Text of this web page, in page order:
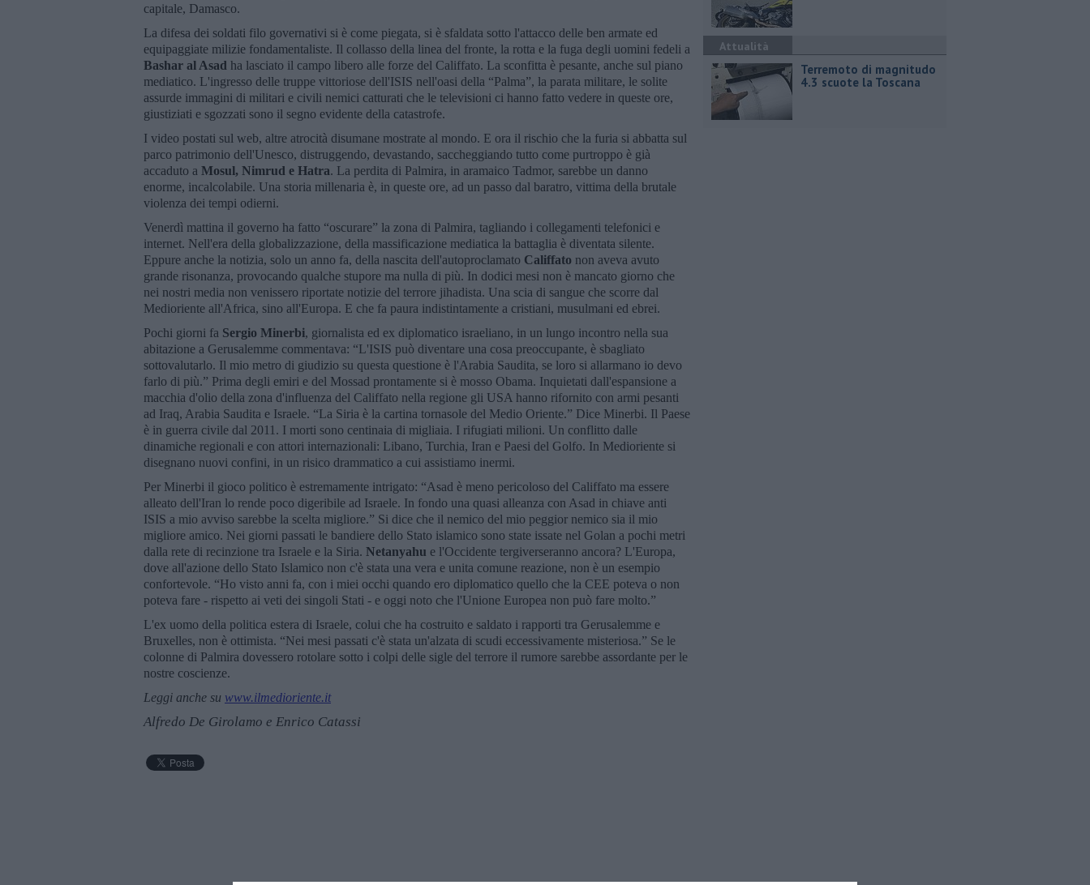
capitale, Damasco.
La difesa dei soldati filo governativi si è come piegata, si è sfaldata sotto l'attacco delle ben armate ed
equipaggiate milizie fondamentaliste. Il collasso della linea del fronte, la rotta e la fuga degli uomini fedeli a
Bashar al Asad ha lasciato il campo libero alle forze del Califfato. La sconfitta è pesante, anche sul piano
mediatico. L'ingresso delle truppe vittoriose dell'ISIS nell'oasi della “Palma”, la parata militare, le solite
assurde immagini di militari e civili nemici catturati che le televisioni ci hanno fatto vedere in queste ore,
giustiziati e sgozzati sono il segno evidente della catastrofe.
I video postati sul web, altre atrocità disumane mostrate al mondo. E ora il rischio che la furia si abbatta sul
parco patrimonio dell'Unesco, distruggendo, devastando, saccheggiando tutto come purtroppo è già
accaduto a Mosul, Nimrud e Hatra. La perdita di Palmira, in aramaico Tadmor, sarebbe un danno
enorme, incalcolabile. Una storia millenaria è, in queste ore, ad un passo dal baratro, vittima della brutale
violenza dei tempi odierni.
Venerdì mattina il governo ha fatto “oscurare” la zona di Palmira, tagliando i collegamenti telefonici e
internet. Nell'era della globalizzazione, della massificazione mediatica la battaglia è diventata silente.
Eppure anche la notizia, solo un anno fa, della nascita dell'autoproclamato Califfato non aveva avuto
grande risonanza, provocando qualche stupore ma nulla di più. In dodici mesi non è mancato giorno che
nei nostri media non venissero riportate notizie del terrore jihadista. Una scia di sangue che scorre dal
Medioriente all'Africa, sino all'Europa. E che fa paura indistintamente a cristiani, musulmani ed ebrei.
Pochi giorni fa Sergio Minerbi, giornalista ed ex diplomatico israeliano, in un lungo incontro nella sua
abitazione a Gerusalemme commentava: “L'ISIS può diventare una cosa preoccupante, è sbagliato
sottovalutarlo. Il mio metro di giudizio su questa questione è l'Arabia Saudita, se loro si allarmano io devo
farlo di più.” Prima degli emiri e del Mossad prontamente si è mosso Obama. Inquietati dall'espansione a
macchia d'olio della zona d'influenza del Califfato nella regione gli USA hanno rifornito con armi pesanti
ad Iraq, Arabia Saudita e Israele. “La Siria è la cartina tornasole del Medio Oriente.” Dice Minerbi. Il Paese
è in guerra civile dal 2011. I morti sono centinaia di migliaia. I rifugiati milioni. Un conflitto dalle
dinamiche regionali e con attori internazionali: Libano, Turchia, Iran e Paesi del Golfo. In Medioriente si
disegnano nuovi confini, in un risico drammatico a cui assistiamo inermi.
Per Minerbi il gioco politico è estremamente intrigato: “Asad è meno pericoloso del Califfato ma essere
alleato dell'Iran lo rende poco digeribile ad Israele. In fondo una quasi alleanza con Asad in chiave anti
ISIS a mio avviso sarebbe la scelta migliore.” Si dice che il nemico del mio peggior nemico sia il mio
migliore amico. Nei giorni passati le bandiere dello Stato islamico sono state issate nel Golan a pochi metri
dalla rete di recinzione tra Israele e la Siria. Netanyahu e l'Occidente tergiverseranno ancora? L'Europa,
dove all'azione dello Stato Islamico non c'è stata una vera e unita comune reazione, non è un esempio
confortevole. “Ho visto anni fa, con i miei occhi quando ero diplomatico quello che la CEE poteva o non
poteva fare - rispetto ai veti dei singoli Stati - e oggi noto che l'Unione Europea non può fare molto.”
L'ex uomo della politica estera di Israele, colui che ha costruito e saldato i rapporti tra Gerusalemme e
Bruxelles, non è ottimista. “Nei mesi passati c'è stata un'alzata di scudi eccessivamente misteriosa.” Se le
colonne di Palmira dovessero rotolare sotto i colpi delle sigle del terrore il rumore sarebbe assordante per le
nostre coscienze.
Leggi anche su www.ilmedioriente.it
Alfredo De Girolamo e Enrico Catassi
Attualità
Terremoto di magnitudo
4.3 scuote la Toscana